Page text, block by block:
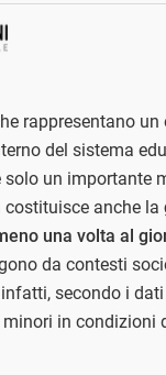
rappresentano un
del sistema
un importante
anche la
una volta al
da contesti
secondo i dati
in condizioni